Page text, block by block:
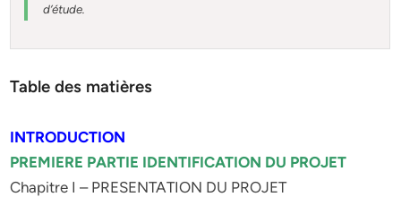
d’étude.
Table des matières
INTRODUCTION
PREMIERE PARTIE IDENTIFICATION DU PROJET
Chapitre I – PRESENTATION DU PROJET